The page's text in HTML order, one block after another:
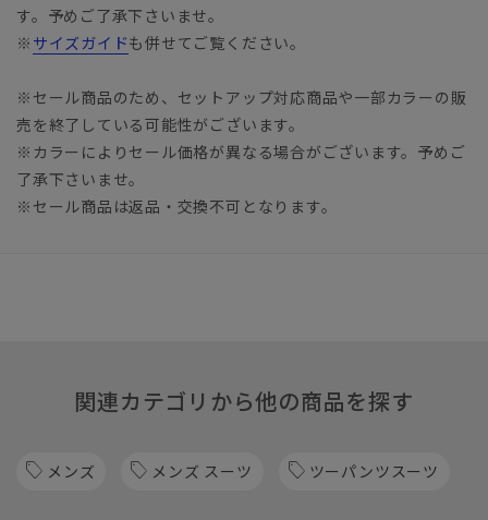
す。予めご了承下さいませ。
※ サイズガイドも併せてご覧ください。
※セール商品のため、セットアップ対応商品や一部カラーの販
売を終了している可能性がございます。
※カラーによりセール価格が異なる場合がございます。予めご
了承下さいませ。
※セール商品は返品・交換不可となります。
関連カテゴリから他の商品を探す
メンズ メンズ スーツ ツーパンツスーツ